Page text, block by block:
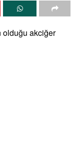
olduğu akciğer